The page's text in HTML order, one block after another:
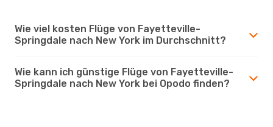
Wie viel kosten Flüge von Fayetteville-
Springdale nach New York im Durchschnitt?
Wie kann ich günstige Flüge von Fayetteville-
Springdale nach New York bei Opodo finden?